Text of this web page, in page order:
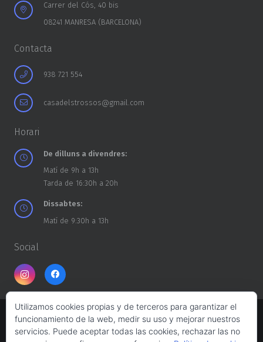
Carrer del Cós, 40 bis
08241 MANRESA (BARCELONA)
Contacta
938 721 554
casadelstrossos@gmail.com
Horari
De dilluns a divendres:
Matí de 9h a 13h
Tarda de 16:30h a 20h
Dissabtes:
Matí de 9:30h a 13h
Social
Copyright ©CASA DELS TROSSOS2026
Utilizamos cookies propias y de terceros para garantizar el
funcionamiento de la web, medir su uso y mejorar nuestros
servicios. Puede aceptar todas las cookies, rechazar las no